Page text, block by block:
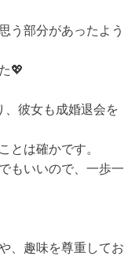
う部分があったよう
💖
、彼女も成婚退会を
とは確かです。
もいいので、一歩一
、趣味を尊重してお